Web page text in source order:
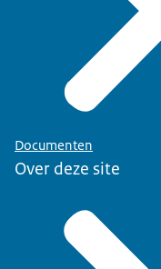
Documenten
Over deze site